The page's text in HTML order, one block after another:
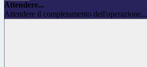
Attendere...
Attendere il completamento dell'operazione...